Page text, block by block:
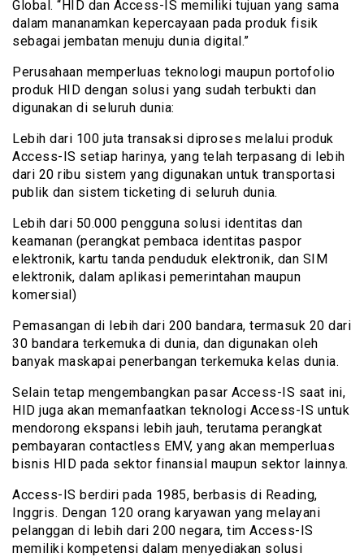
Global. “HID dan Access-IS memiliki tujuan yang sama
dalam mananamkan kepercayaan pada produk fisik
sebagai jembatan menuju dunia digital.”
Perusahaan memperluas teknologi maupun portofolio
produk HID dengan solusi yang sudah terbukti dan
digunakan di seluruh dunia:
Lebih dari 100 juta transaksi diproses melalui produk
Access-IS setiap harinya, yang telah terpasang di lebih
dari 20 ribu sistem yang digunakan untuk transportasi
publik dan sistem ticketing di seluruh dunia.
Lebih dari 50.000 pengguna solusi identitas dan
keamanan (perangkat pembaca identitas paspor
elektronik, kartu tanda penduduk elektronik, dan SIM
elektronik, dalam aplikasi pemerintahan maupun
komersial)
Pemasangan di lebih dari 200 bandara, termasuk 20 dari
30 bandara terkemuka di dunia, dan digunakan oleh
banyak maskapai penerbangan terkemuka kelas dunia.
Selain tetap mengembangkan pasar Access-IS saat ini,
HID juga akan memanfaatkan teknologi Access-IS untuk
mendorong ekspansi lebih jauh, terutama perangkat
pembayaran contactless EMV, yang akan memperluas
bisnis HID pada sektor finansial maupun sektor lainnya.
Access-IS berdiri pada 1985, berbasis di Reading,
Inggris. Dengan 120 orang karyawan yang melayani
pelanggan di lebih dari 200 negara, tim Access-IS
memiliki kompetensi dalam menyediakan solusi